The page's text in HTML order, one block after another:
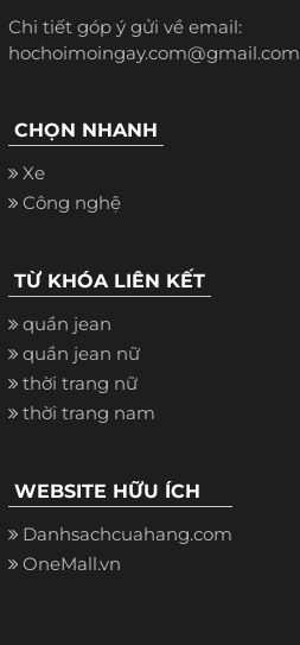
Chi tiết góp ý gửi về email:
hochoimoingay.com@gmail.com
CHỌN NHANH
Xe
Công nghệ
TỪ KHÓA LIÊN KẾT
quần jean
quần jean nữ
thời trang nữ
thời trang nam
WEBSITE HỮU ÍCH
Danhsachcuahang.com
OneMall.vn